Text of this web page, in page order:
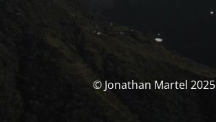
© Jonathan Martel 2025